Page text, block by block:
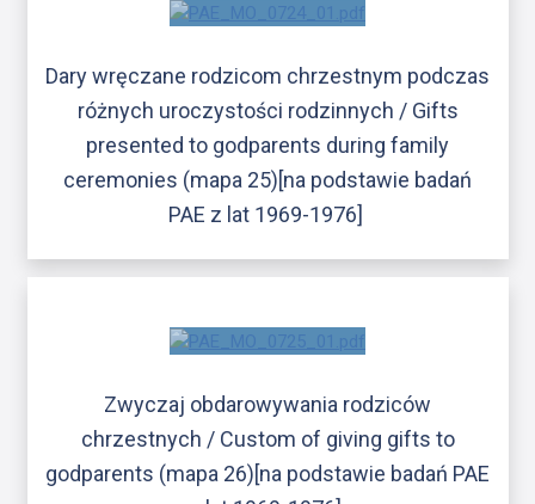
Dary wręczane rodzicom chrzestnym podczas
różnych uroczystości rodzinnych / Gifts
presented to godparents during family
ceremonies (mapa 25)[na podstawie badań
PAE z lat 1969-1976]
Zwyczaj obdarowywania rodziców
chrzestnych / Custom of giving gifts to
godparents (mapa 26)[na podstawie badań PAE